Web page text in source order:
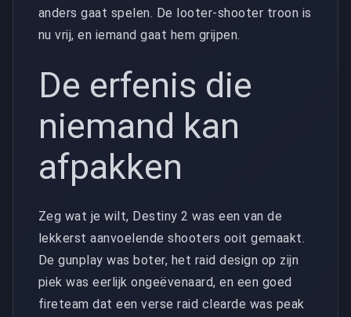
anders gaat spelen. De looter-shooter troon is
nu vrij, en iemand gaat hem grijpen.
De erfenis die
niemand kan
afpakken
Zeg wat je wilt, Destiny 2 was een van de
lekkerst aanvoelende shooters ooit gemaakt.
De gunplay was boter, het raid design op zijn
piek was eerlijk ongeëvenaard, en een goed
fireteam dat een verse raid clearde was peak